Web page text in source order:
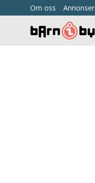
Om oss Annonser